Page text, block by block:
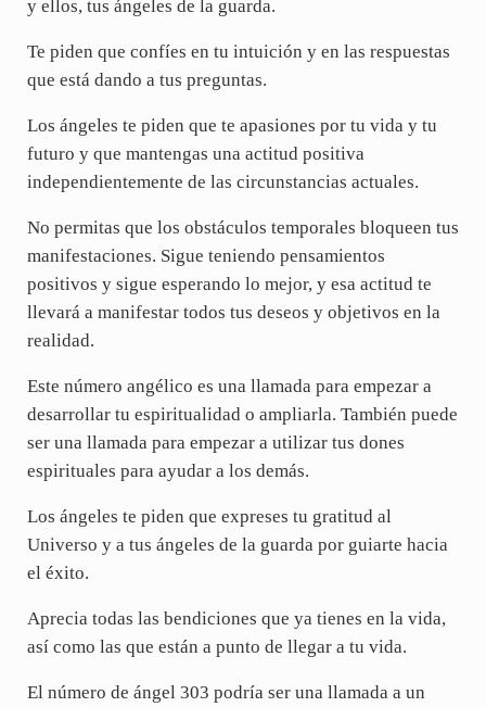
y ellos, tus ángeles de la guarda.
Te piden que confíes en tu intuición y en las respuestas
que está dando a tus preguntas.
Los ángeles te piden que te apasiones por tu vida y tu
futuro y que mantengas una actitud positiva
independientemente de las circunstancias actuales.
No permitas que los obstáculos temporales bloqueen tus
manifestaciones. Sigue teniendo pensamientos
positivos y sigue esperando lo mejor, y esa actitud te
llevará a manifestar todos tus deseos y objetivos en la
realidad.
Este número angélico es una llamada para empezar a
desarrollar tu espiritualidad o ampliarla. También puede
ser una llamada para empezar a utilizar tus dones
espirituales para ayudar a los demás.
Los ángeles te piden que expreses tu gratitud al
Universo y a tus ángeles de la guarda por guiarte hacia
el éxito.
Aprecia todas las bendiciones que ya tienes en la vida,
así como las que están a punto de llegar a tu vida.
El número de ángel 303 podría ser una llamada a un